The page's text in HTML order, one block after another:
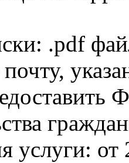
.pdf
услуги: от